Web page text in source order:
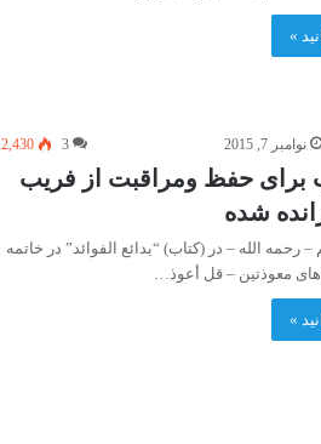
»
نوامبر 7, 2015 3
2,430
برای حفظ ومراقبت از فریب
شده
– رحمه الله – در (کتاب) “بدائع الفوائد” در خاتمه
معوذتین – قل أعوذ…
»